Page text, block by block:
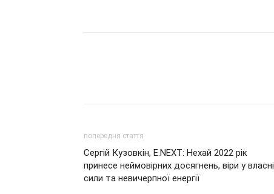
попередня стаття
Сергій Кузовкін, E.NEXT: Нехай 2022 рік
принесе неймовірних досягнень, віри у власні
сили та невичерпної енергії